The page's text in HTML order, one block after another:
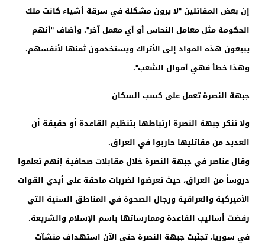
إن بعض المقاتلين "لا يرون مشكلة في سرقة أشياء كانت ملك
الحكومة مثل معامل النحاس أو أي معمل آخر". وأضاف "أنهم
يبيعون هذه المواد إلى الأتراك ويستخدمون ثمنها لأنفسهم.
وهذا خطأ فهي أموال الشعب".
جبهة النصرة تعمل على كسب السكان
ولا تنكر جبهة النصرة ارتباطها بتنظيم القاعدة أو حقيقة أن
العديد من مقاتليها حاربوا في العراق.
وقال عناصر في جبهة النصرة خلال مقابلات صحافية إنهم تعلموا
دروساً من العراق، حيث تعرضوا لضربات ماحقة على أيدي القوات
الأميركية والعراقية ورجال الصحوة في المناطق السنية التي
رفضت أساليب القاعدة وممارساتها باسم الإسلام والشريعة.
في سوريا، تجنّبت جبهة النصرة حتى الآن استهداف منشآت